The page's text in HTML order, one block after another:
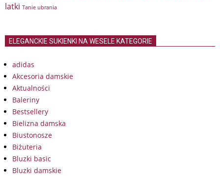
latki Tanie ubrania
ELEGANCKIE SUKIENKI NA WESELE KATEGORIE
adidas
Akcesoria damskie
Aktualności
Baleriny
Bestsellery
Bielizna damska
Biustonosze
Biżuteria
Bluzki basic
Bluzki damskie